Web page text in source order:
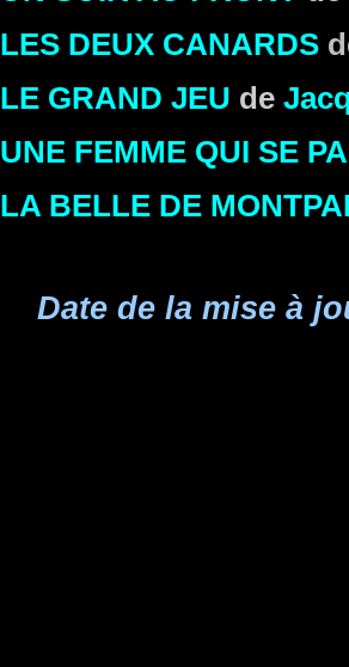
LES DEUX CANARDS
LE GRAND JEU de
UNE FEMME QUI SE
LA BELLE DE
Date de la mise à